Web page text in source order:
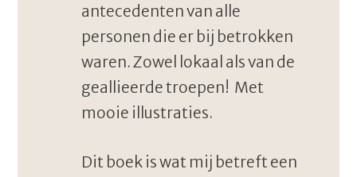
antecedenten van alle
personen die er bij betrokken
waren. Zowel lokaal als van de
geallieerde troepen! Met
mooie illustraties.
Dit boek is wat mij betreft een